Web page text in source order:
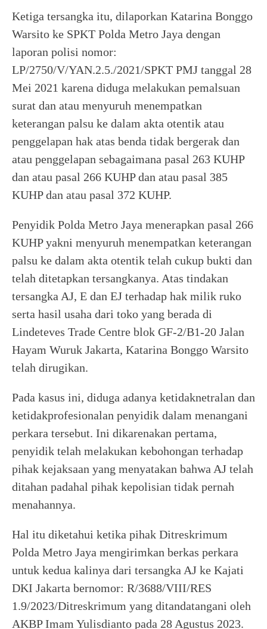
Ketiga tersangka itu, dilaporkan Katarina Bonggo
Warsito ke SPKT Polda Metro Jaya dengan
laporan polisi nomor:
LP/2750/V/YAN.2.5./2021/SPKT PMJ tanggal 28
Mei 2021 karena diduga melakukan pemalsuan
surat dan atau menyuruh menempatkan
keterangan palsu ke dalam akta otentik atau
penggelapan hak atas benda tidak bergerak dan
atau penggelapan sebagaimana pasal 263 KUHP
dan atau pasal 266 KUHP dan atau pasal 385
KUHP dan atau pasal 372 KUHP.
Penyidik Polda Metro Jaya menerapkan pasal 266
KUHP yakni menyuruh menempatkan keterangan
palsu ke dalam akta otentik telah cukup bukti dan
telah ditetapkan tersangkanya. Atas tindakan
tersangka AJ, E dan EJ terhadap hak milik ruko
serta hasil usaha dari toko yang berada di
Lindeteves Trade Centre blok GF-2/B1-20 Jalan
Hayam Wuruk Jakarta, Katarina Bonggo Warsito
telah dirugikan.
Pada kasus ini, diduga adanya ketidaknetralan dan
ketidakprofesionalan penyidik dalam menangani
perkara tersebut. Ini dikarenakan pertama,
penyidik telah melakukan kebohongan terhadap
pihak kejaksaan yang menyatakan bahwa AJ telah
ditahan padahal pihak kepolisian tidak pernah
menahannya.
Hal itu diketahui ketika pihak Ditreskrimum
Polda Metro Jaya mengirimkan berkas perkara
untuk kedua kalinya dari tersangka AJ ke Kajati
DKI Jakarta bernomor: R/3688/VIII/RES
1.9/2023/Ditreskrimum yang ditandatangani oleh
AKBP Imam Yulisdianto pada 28 Agustus 2023.